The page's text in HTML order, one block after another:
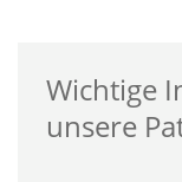
Wichtige
unsere